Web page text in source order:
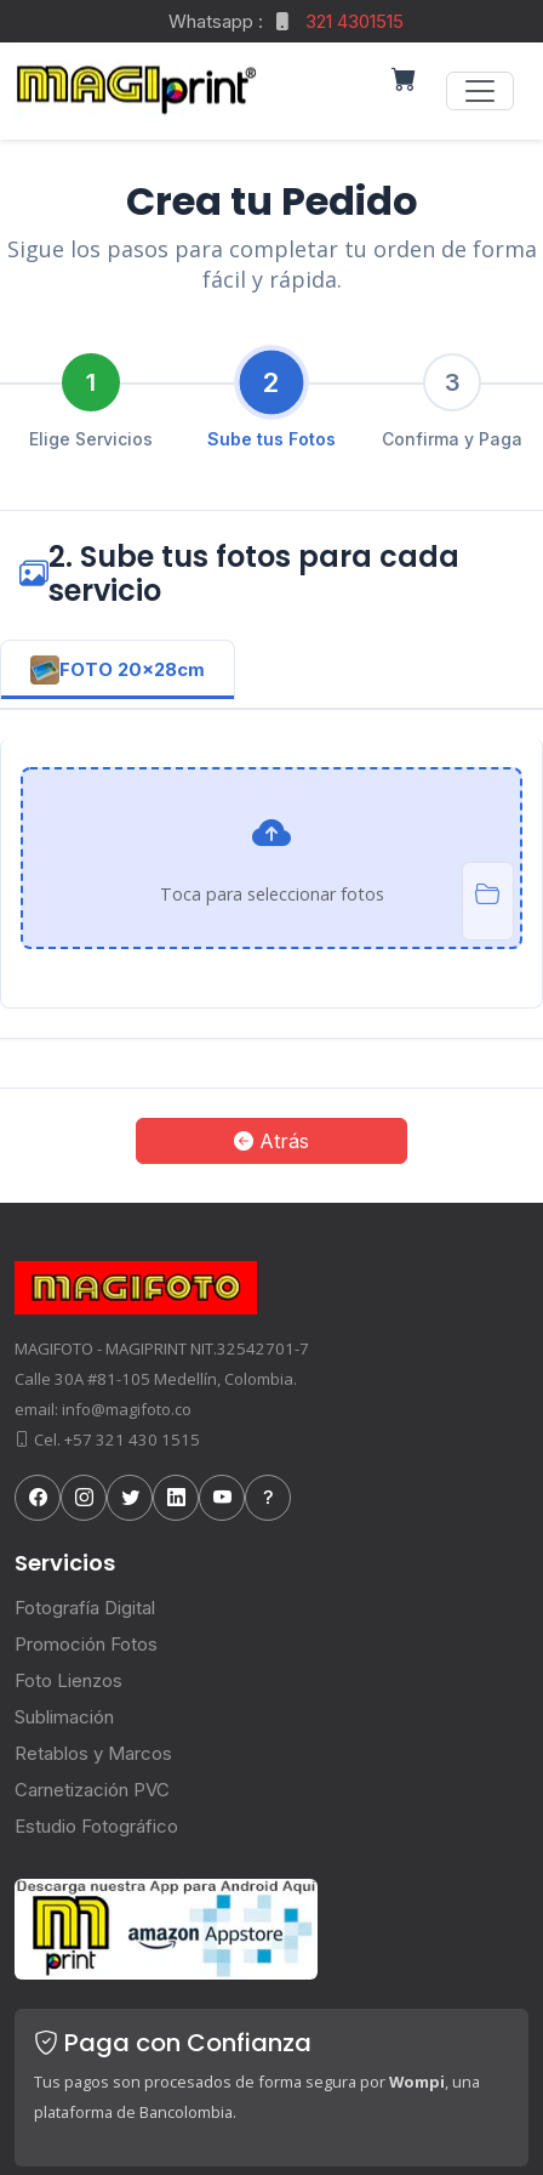
Whatsapp : 321 4301515
Crea tu Pedido
Sigue los pasos para completar tu orden de forma
fácil y rápida.
1
Elige Servicios
2
Sube tus Fotos
3
Confirma y Paga
2. Sube tus fotos para cada
servicio
FOTO 20x28cm
Toca para seleccionar fotos
Atrás
MAGIFOTO - MAGIPRINT NIT.32542701-7
Calle 30A #81-105 Medellín, Colombia.
email: info@magifoto.co
Cel. +57 321 430 1515
Servicios
Fotografía Digital
Promoción Fotos
Foto Lienzos
Sublimación
Retablos y Marcos
Carnetización PVC
Estudio Fotográfico
Paga con Confianza
Tus pagos son procesados de forma segura porWompi, una
plataforma de Bancolombia.